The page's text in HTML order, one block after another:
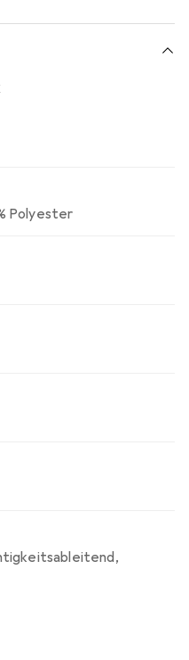
Polyester
,